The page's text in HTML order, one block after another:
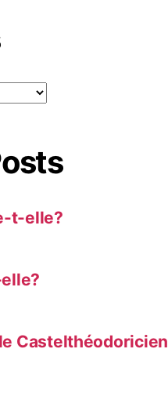
t-elle?
Castelthéodoricien